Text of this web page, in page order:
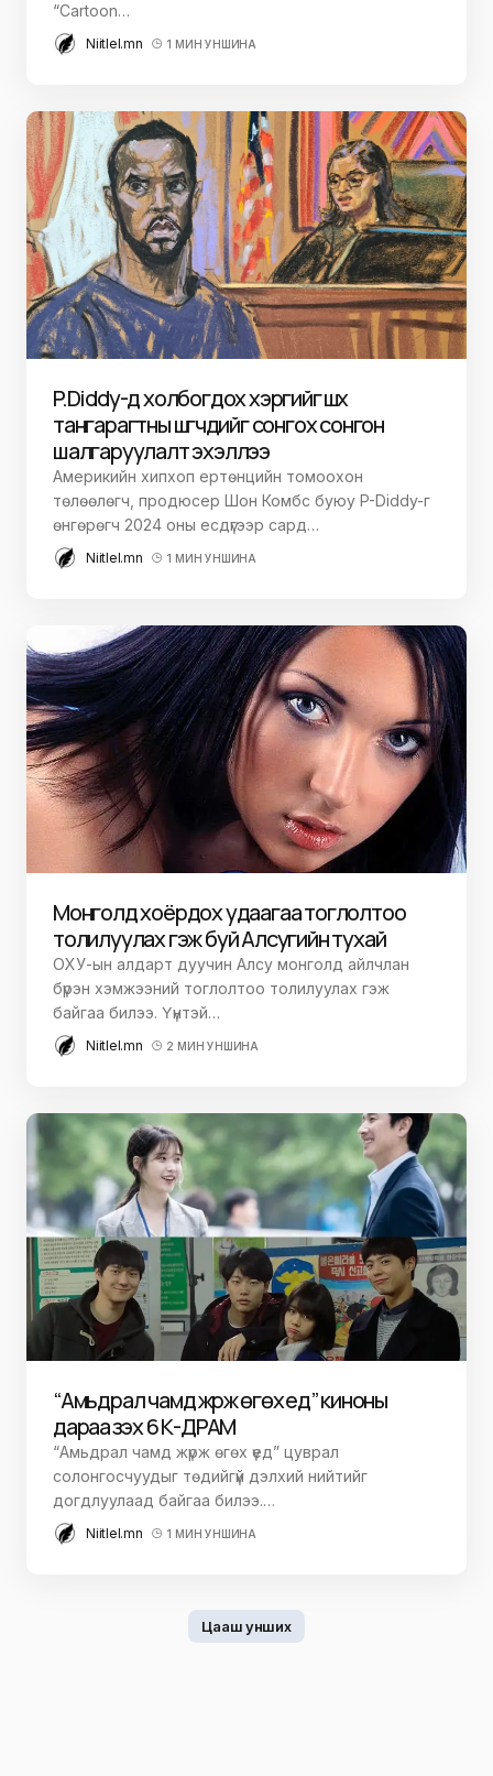
“Cartoon…
Niitlel.mn 1 МИН УНШИНА
P.Diddy-д холбогдох хэргийг шүүх
тангарагтны шүүгчдийг сонгох сонгон
шалгаруулалт эхэллээ
Америкийн хипхоп ертөнцийн томоохон
төлөөлөгч, продюсер Шон Комбс буюу P-Diddy-г
өнгөрөгч 2024 оны есдүгээр сард…
Niitlel.mn 1 МИН УНШИНА
Монголд хоёрдох удаагаа тоглолтоо
толилуулах гэж буй Алсугийн тухай
ОХУ-ын алдарт дуучин Алсу монголд айлчлан
бүрэн хэмжээний тоглолтоо толилуулах гэж
байгаа билээ. Үүнтэй…
Niitlel.mn 2 МИН УНШИНА
“Амьдрал чамд жүрж өгөх үед” киноны
дараа үзэх 6 К-ДРАМ
“Амьдрал чамд жүрж өгөх үед” цуврал
солонгосчуудыг төдийгүй дэлхий нийтийг
догдлуулаад байгаа билээ.…
Niitlel.mn 1 МИН УНШИНА
Цааш унших